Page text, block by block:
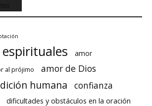
amor
al prójimo amor de Dios
humana confianza
dificultades y obstáculos en la oración